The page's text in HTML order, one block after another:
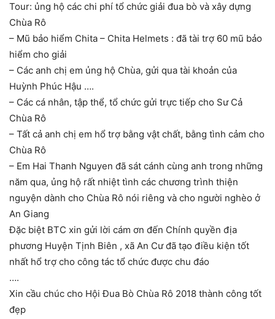
Tour: ủng hộ các chi phí tổ chức giải đua bò và xây dựng
Chùa Rô
– Mũ bảo hiểm Chita – Chita Helmets : đã tài trợ 60 mũ bảo
hiểm cho giải
– Các anh chị em ủng hộ Chùa, gửi qua tài khoản của
Huỳnh Phúc Hậu ….
– Các cá nhân, tập thể, tổ chức gửi trực tiếp cho Sư Cả
Chùa Rô
– Tất cả anh chị em hổ trợ bằng vật chất, bằng tình cảm cho
Chùa Rô
– Em Hai Thanh Nguyen đã sát cánh cùng anh trong những
năm qua, ủng hộ rất nhiệt tình các chương trình thiện
nguyện dành cho Chùa Rô nói riêng và cho người nghèo ở
An Giang
Đặc biệt BTC xin gửi lời cám ơn đến Chính quyền địa
phương Huyện Tịnh Biên , xã An Cư đã tạo điều kiện tốt
nhất hổ trợ cho công tác tổ chức được chu đáo
….
Xin cầu chúc cho Hội Đua Bò Chùa Rô 2018 thành công tốt
đẹp